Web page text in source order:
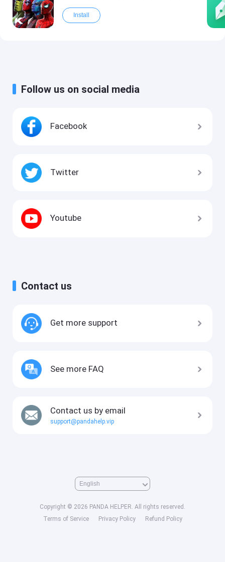
Install
Follow us on social media
Facebook
Twitter
Youtube
Contact us
Get more support
See more FAQ
Contact us by email
support@pandahelp.vip
Copyright © 2026 PANDA HELPER. All rights reserved.
Terms of Service
Privacy Policy Refund Policy